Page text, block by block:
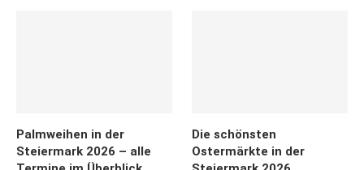
Palmweihen in der
Steiermark 2026 – alle
Die schönsten
Ostermärkte in der